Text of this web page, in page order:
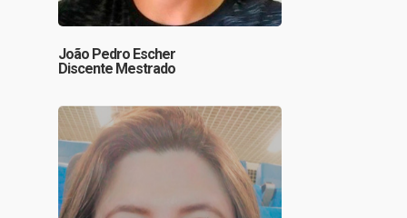
João Pedro Escher
Discente Mestrado